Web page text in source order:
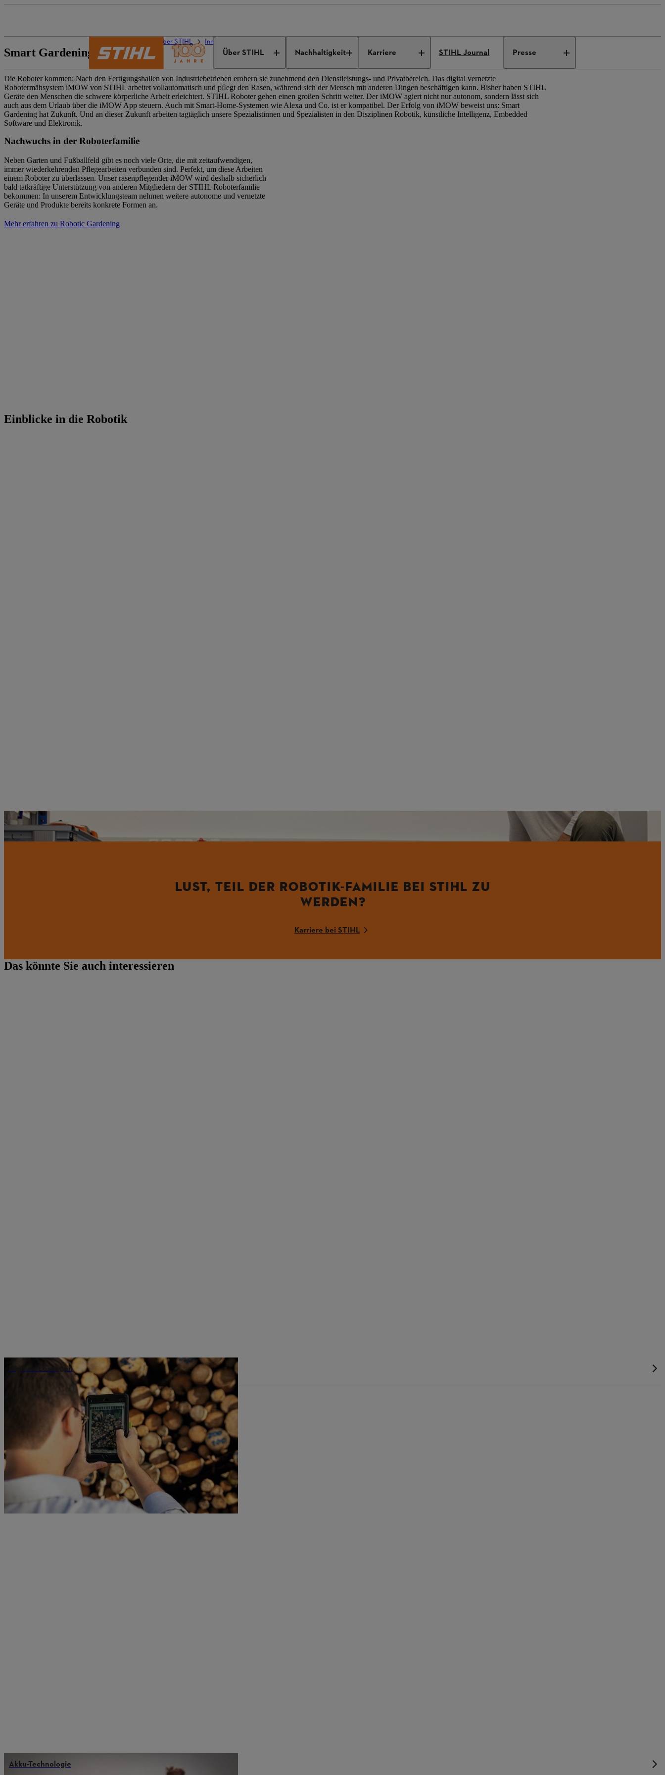
Über STIHL Nachhaltigkeit Karriere STIHL Journal Presse
Über STIHL Innovation
Smart Gardening
Die Roboter kommen: Nach den Fertigungshallen von Industriebetrieben erobern sie zunehmend den Dienstleistungs- und Privatbereich. Das digital vernetzte
Robotermähsystem iMOW von STIHL arbeitet vollautomatisch und pﬂegt den Rasen, während sich der Mensch mit anderen Dingen beschäftigen kann. Bisher haben STIHL
Geräte den Menschen die schwere körperliche Arbeit erleichtert. STIHL Roboter gehen einen großen Schritt weiter. Der iMOW agiert nicht nur autonom, sondern lässt sich
auch aus dem Urlaub über die iMOW App steuern. Auch mit Smart-Home-Systemen wie Alexa und Co. ist er kompatibel. Der Erfolg von iMOW beweist uns: Smart
Gardening hat Zukunft. Und an dieser Zukunft arbeiten tagtäglich unsere Spezialistinnen und Spezialisten in den Disziplinen Robotik, künstliche Intelligenz, Embedded
Software und Elektronik.
Nachwuchs in der Roboterfamilie
Neben Garten und Fußballfeld gibt es noch viele Orte, die mit zeitaufwendigen,
immer wiederkehrenden Pﬂegearbeiten verbunden sind. Perfekt, um diese Arbeiten
einem Roboter zu überlassen. Unser rasenpﬂegender iMOW wird deshalb sicherlich
bald tatkräftige Unterstützung von anderen Mitgliedern der STIHL Roboterfamilie
bekommen: In unserem Entwicklungsteam nehmen weitere autonome und vernetzte
Geräte und Produkte bereits konkrete Formen an.
Mehr erfahren zu Robotic Gardening
Einblicke in die Robotik
In Prüﬂaboren und bei Outdoor-Erprobungen testen wir die STIHL Robotik-Geräte intensiv, bevor sie die Serienreife erlangen.
LUST, TEIL DER ROBOTIK-FAMILIE BEI STIHL ZU
WERDEN?
Karriere bei STIHL
Das könnte Sie auch interessieren
Digitale Lösungen
Akku-Technologie